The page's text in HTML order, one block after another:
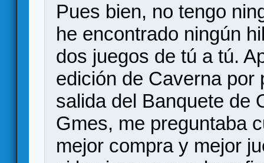
Pues bien, no tengo
he encontrado ningún
dos juegos de tú a tú.
edición de Caverna por
salida del Banquete de
Gmes, me preguntaba
mejor compra y mejor